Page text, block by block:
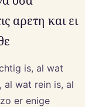
αρετη και ει
is, al wat
al wat rein is, al
er enige